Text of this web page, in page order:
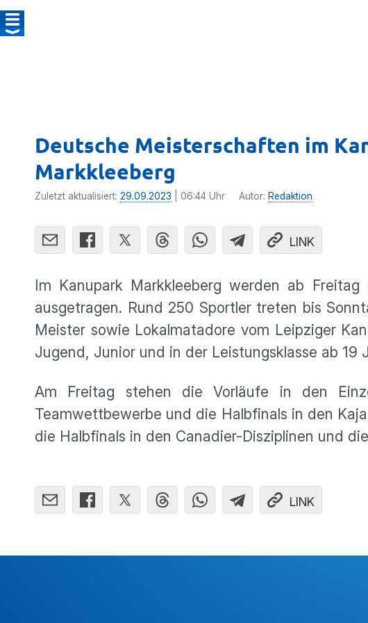
Deutsche Meisterschaften im
Markkleeberg
Zuletzt aktualisiert: 29.09.2023 | 06:44 Uhr Autor: Redaktion
LINK
Im Kanupark Markkleeberg werden ab
ausgetragen. Rund 250 Sportler treten bis
Meister sowie Lokalmatadore vom Leipziger
Jugend, Junior und in der Leistungsklasse ab 19
Am Freitag stehen die Vorläufe in den
Teamwettbewerbe und die Halbfinals in den
die Halbfinals in den Canadier-Disziplinen und
LINK